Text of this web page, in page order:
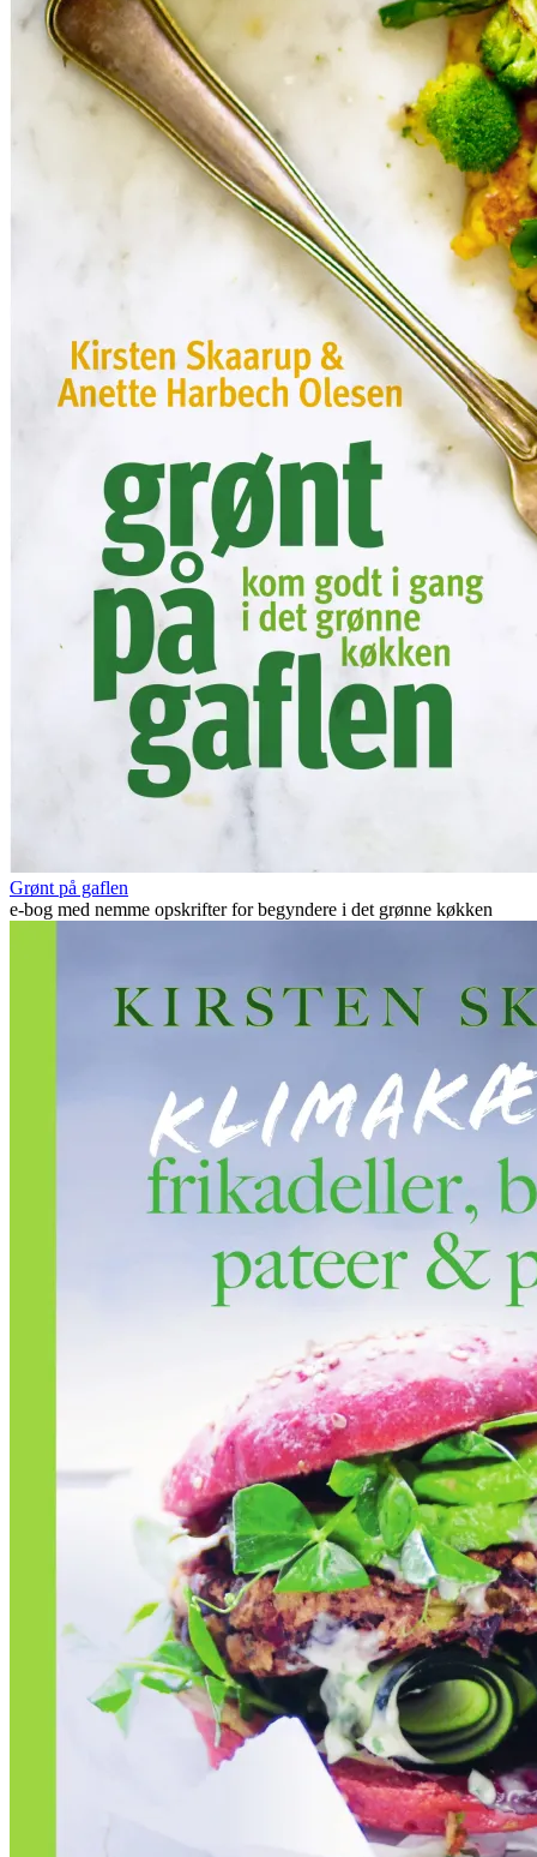
Grønt på gaflen
e-bog med nemme opskrifter for begyndere i det grønne køkken